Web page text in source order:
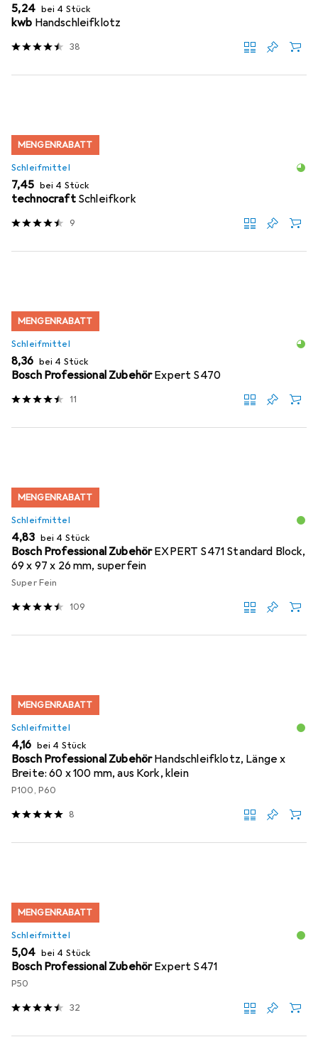
EUR
5,24 bei 4 Stück
kwb Handschleifklotz
38
MENGENRABATT
Schleifmittel
EUR
7,45 bei 4 Stück
technocraft Schleifkork
9
MENGENRABATT
Schleifmittel
EUR
8,36 bei 4 Stück
Bosch Professional ZubehörExpert S470
11
MENGENRABATT
Schleifmittel
EUR
4,83 bei 4 Stück
Bosch Professional ZubehörEXPERT S471 Standard Block,
69 x 97 x 26 mm, superfein
Super Fein
109
MENGENRABATT
Schleifmittel
EUR
4,16 bei 4 Stück
Bosch Professional ZubehörHandschleifklotz, Länge x
Breite: 60 x 100 mm, aus Kork, klein
P100, P60
8
MENGENRABATT
Schleifmittel
EUR
5,04 bei 4 Stück
Bosch Professional ZubehörExpert S471
P50
32